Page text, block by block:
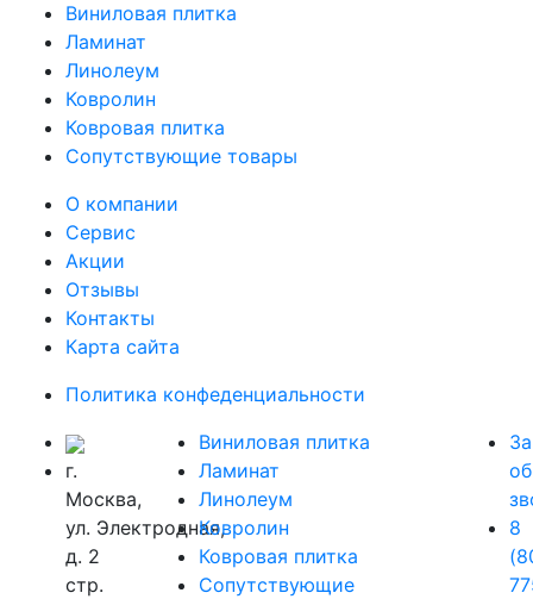
Виниловая плитка
Ламинат
Линолеум
Ковролин
Ковровая плитка
Сопутствующие товары
О компании
Сервис
Акции
Отзывы
Контакты
Карта сайта
Политика конфеденциальности
г.
Москва,
ул. Электродная,
д. 2
стр.
Виниловая плитка
Ламинат
Линолеум
Ковролин
Ковровая плитка
Сопутствующие
8